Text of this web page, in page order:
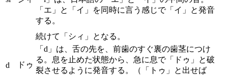
「エ」と「イ」を同時に言う感じで「イ」と発音
する。
続けて「シィ」となる。
d ドゥ
「d」は、舌の先を、前歯のすぐ裏の歯茎につけ
る。息を止めた状態から、急に息で「ドゥ」と破
裂させるように発音する。（「トゥ」と出せば